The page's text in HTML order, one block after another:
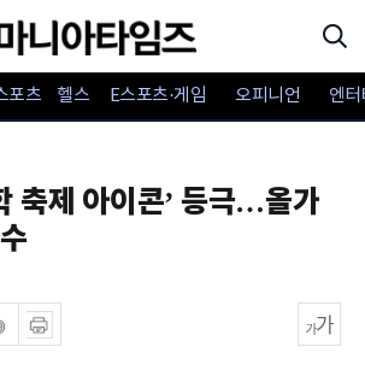
포츠 헬스 E스포츠·게임 오피니언 엔
축제 아이콘’ 등극…올가